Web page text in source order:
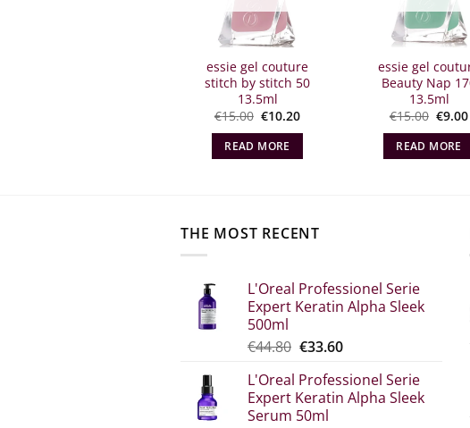
essie gel couture
stitch by stitch 50
13.5ml
€15.00 Original
what:
€15.00.
€10.20The
READ MORE
essie gel
Beauty Nap
13.5ml
€15.00
what:
€15.00.
€9.00
READ MORE
THE MOST RECENT
L'Oreal Professionel Serie
Expert Keratin Alpha Sleek
500ml
€44.80 Original
was:
€44.80.
€33.60The
price
is:
L'Oreal Professionel Serie
Expert Keratin Alpha Sleek
Serum 50ml